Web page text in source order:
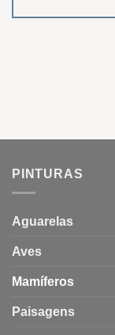
PINTURAS
Aguarelas
Aves
Mamíferos
Paisagens